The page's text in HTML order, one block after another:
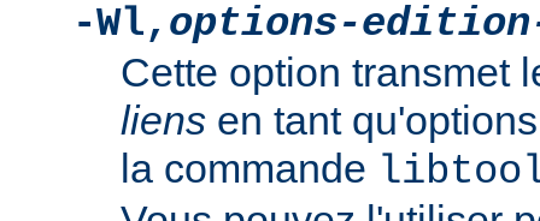
-Wl, options-
Cette option transmet
liens en tant
la commande libtool